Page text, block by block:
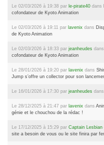
Le 02/03/2026 à 19:38 par le-pirate40 dans
cofondateur de Kyoto Animation
Le 02/03/2026 à 19:11 par lavenix dans
de Kyoto Animation
Le 02/03/2026 à 18:33 par jeanheudes dans
cofondateur de Kyoto Animation
Le 28/01/2026 à 19:20 par lavenix dans
Jump s’offre un collector pour son
Le 16/01/2026 à 17:30 par jeanheudes dans
Le 28/12/2025 à 21:47 par lavenix dans
génie et le chouchou de la rédac !
Le 17/12/2025 à 15:29 par Captain Lesbian
site a besoin de vous ou le site finira par